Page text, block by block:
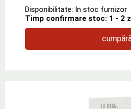
Disponibilitate: In stoc furnizor
Timp confirmare stoc: 1 - 2